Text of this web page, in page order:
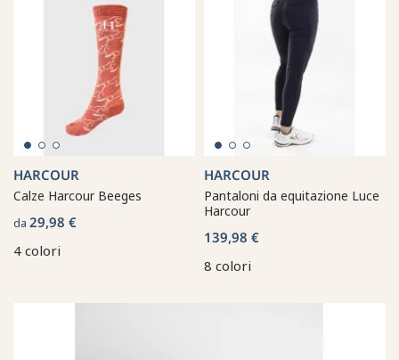
HARCOUR
Calze Harcour Beeges
da 29,98 €
4 colori
HARCOUR
Pantaloni da equitazione Luce
Harcour
139,98 €
8 colori